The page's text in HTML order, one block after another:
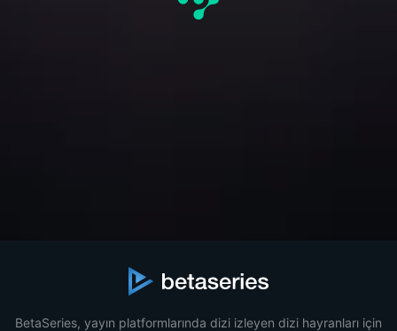
BetaSeries, yayın platformlarında dizi izleyen dizi hayranları için